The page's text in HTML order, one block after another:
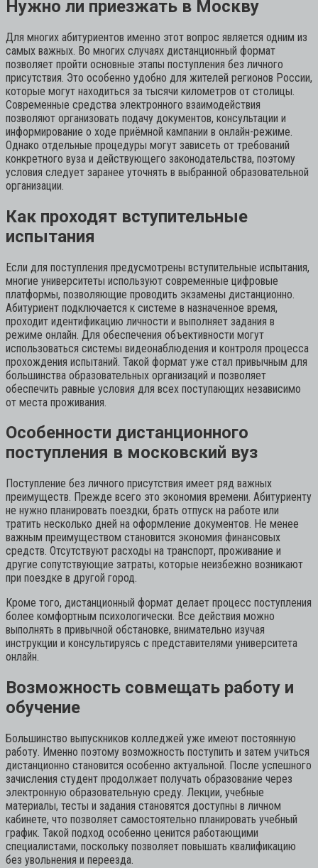
Нужно ли приезжать в Москву
Для многих абитуриентов именно этот вопрос является одним из
самых важных. Во многих случаях дистанционный формат
позволяет пройти основные этапы поступления без личного
присутствия. Это особенно удобно для жителей регионов России,
которые могут находиться за тысячи километров от столицы.
Современные средства электронного взаимодействия
позволяют организовать подачу документов, консультации и
информирование о ходе приёмной кампании в онлайн-режиме.
Однако отдельные процедуры могут зависеть от требований
конкретного вуза и действующего законодательства, поэтому
условия следует заранее уточнять в выбранной образовательной
организации.
Как проходят вступительные
испытания
Если для поступления предусмотрены вступительные испытания,
многие университеты используют современные цифровые
платформы, позволяющие проводить экзамены дистанционно.
Абитуриент подключается к системе в назначенное время,
проходит идентификацию личности и выполняет задания в
режиме онлайн. Для обеспечения объективности могут
использоваться системы видеонаблюдения и контроля процесса
прохождения испытаний. Такой формат уже стал привычным для
большинства образовательных организаций и позволяет
обеспечить равные условия для всех поступающих независимо
от места проживания.
Особенности дистанционного
поступления в московский вуз
Поступление без личного присутствия имеет ряд важных
преимуществ. Прежде всего это экономия времени. Абитуриенту
не нужно планировать поездки, брать отпуск на работе или
тратить несколько дней на оформление документов. Не менее
важным преимуществом становится экономия финансовых
средств. Отсутствуют расходы на транспорт, проживание и
другие сопутствующие затраты, которые неизбежно возникают
при поездке в другой город.
Кроме того, дистанционный формат делает процесс поступления
более комфортным психологически. Все действия можно
выполнять в привычной обстановке, внимательно изучая
инструкции и консультируясь с представителями университета
онлайн.
Возможность совмещать работу и
обучение
Большинство выпускников колледжей уже имеют постоянную
работу. Именно поэтому возможность поступить и затем учиться
дистанционно становится особенно актуальной. После успешного
зачисления студент продолжает получать образование через
электронную образовательную среду. Лекции, учебные
материалы, тесты и задания становятся доступны в личном
кабинете, что позволяет самостоятельно планировать учебный
график. Такой подход особенно ценится работающими
специалистами, поскольку позволяет повышать квалификацию
без увольнения и переезда.